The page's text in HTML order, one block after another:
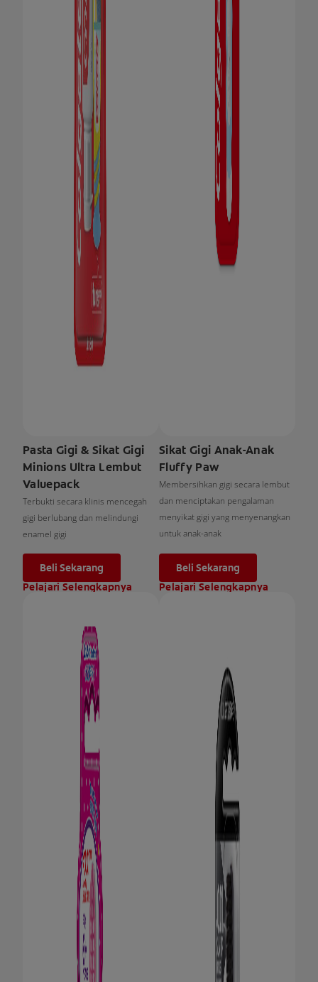
Pasta Gigi & Sikat Gigi
Minions Ultra Lembut
Valuepack
Terbukti secara klinis mencegah
gigi berlubang dan melindungi
enamel gigi
Beli Sekarang
Pelajari Selengkapnya
Sikat Gigi Anak-Anak
Fluffy Paw
Membersihkan gigi secara lembut
dan menciptakan pengalaman
menyikat gigi yang menyenangkan
untuk anak-anak
Beli Sekarang
Pelajari Selengkapnya